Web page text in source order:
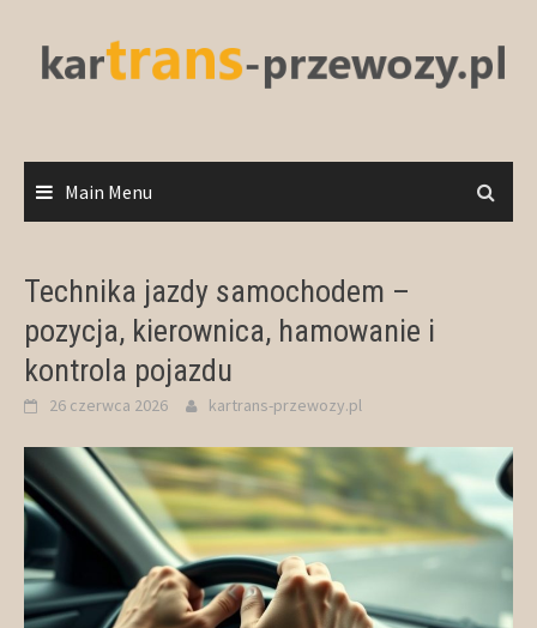
content
Main Menu
Technika jazdy samochodem –
pozycja, kierownica, hamowanie i
kontrola pojazdu
26 czerwca 2026 kartrans-przewozy.pl